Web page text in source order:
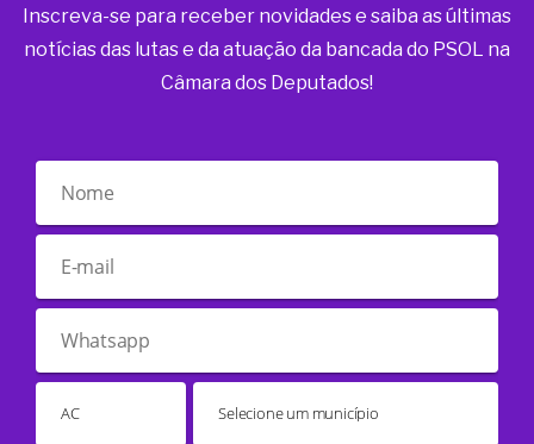
Inscreva-se para receber novidades e saiba as últimas
notícias das lutas e da atuação da bancada do PSOL na
Câmara dos Deputados!